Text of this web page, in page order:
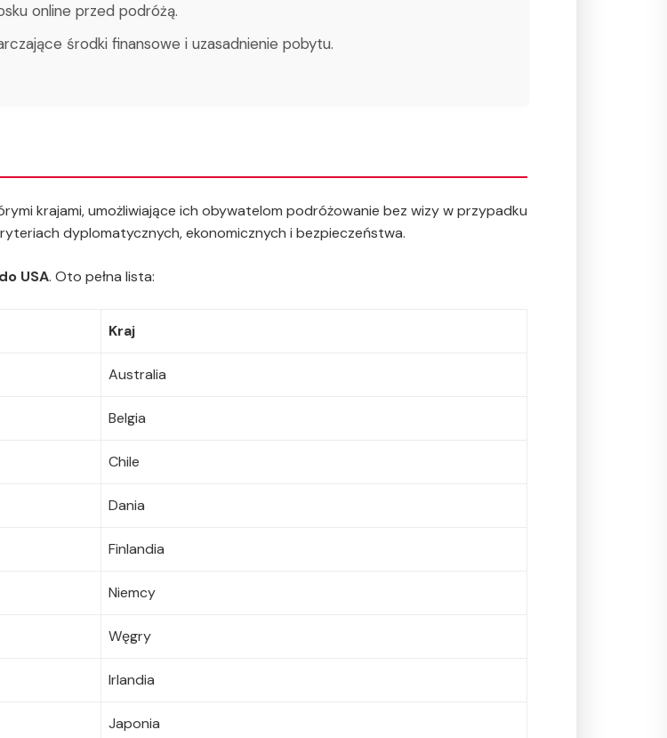
online przed podróżą.
środki finansowe i uzasadnienie pobytu.
krajami, umożliwiające ich obywatelom podróżowanie bez wizy w przypadku
dyplomatycznych, ekonomicznych i bezpieczeństwa.
USA. Oto pełna lista:
Kraj
Australia
Belgia
Chile
Dania
Finlandia
Niemcy
Węgry
Irlandia
Japonia